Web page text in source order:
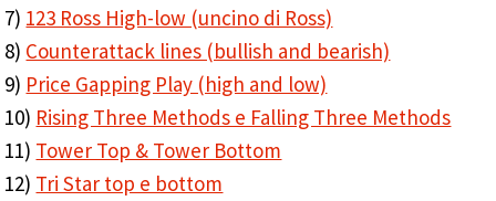
7) 123 Ross High-low (uncino di Ross)
8) Counterattack lines (bullish and bearish)
9) Price Gapping Play (high and low)
10) Rising Three Methods e Falling Three Methods
11) Tower Top & Tower Bottom
12) Tri Star top e bottom